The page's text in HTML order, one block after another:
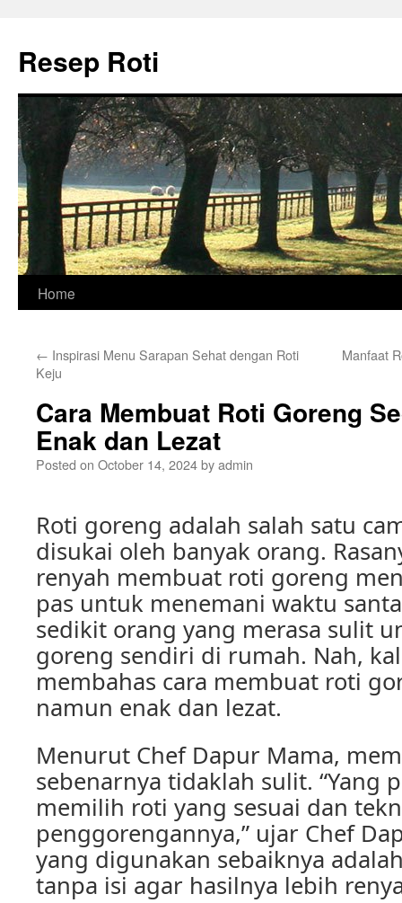
content
Resep Roti
Home
← Inspirasi Menu Sarapan Sehat dengan Roti
Keju
Manfaat
Cara Membuat Roti Goreng
Enak dan Lezat
Posted on October 14, 2024byadmin
Roti goreng adalah salah satu
disukai oleh banyak orang.
renyah membuat roti goreng
pas untuk menemani waktu
sedikit orang yang merasa sulit
goreng sendiri di rumah. Nah,
membahas cara membuat roti
namun enak dan lezat.
Menurut Chef Dapur Mama,
sebenarnya tidaklah sulit. “Yang
memilih roti yang sesuai dan
penggorengannya,” ujar Chef
yang digunakan sebaiknya
tanpa isi agar hasilnya lebih